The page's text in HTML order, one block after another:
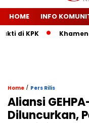
HOME INFO
KPK Khamenei:
Home / Pers Rilis
Aliansi
Diluncurkan,